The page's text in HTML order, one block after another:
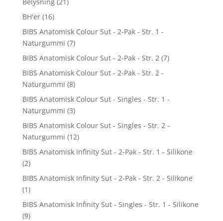
BH'er (16)
BIBS Anatomisk Colour Sut - 2-Pak - Str. 1 -
Naturgummi (7)
BIBS Anatomisk Colour Sut - 2-Pak - Str. 2 (7)
BIBS Anatomisk Colour Sut - 2-Pak - Str. 2 -
Naturgummi (8)
BIBS Anatomisk Colour Sut - Singles - Str. 1 -
Naturgummi (3)
BIBS Anatomisk Colour Sut - Singles - Str. 2 -
Naturgummi (12)
BIBS Anatomisk Infinity Sut - 2-Pak - Str. 1 - Silikone
(2)
BIBS Anatomisk Infinity Sut - 2-Pak - Str. 2 - Silikone
(1)
BIBS Anatomisk Infinity Sut - Singles - Str. 1 - Silikone
(9)